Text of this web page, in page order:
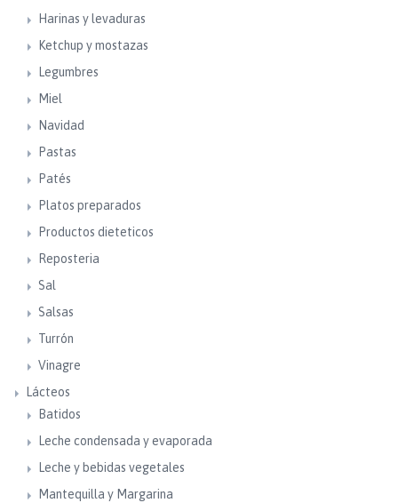
Harinas y levaduras
Ketchup y mostazas
Legumbres
Miel
Navidad
Pastas
Patés
Platos preparados
Productos dieteticos
Reposteria
Sal
Salsas
Turrón
Vinagre
Lácteos
Batidos
Leche condensada y evaporada
Leche y bebidas vegetales
Mantequilla y Margarina